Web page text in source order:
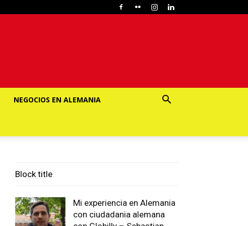
NEGOCIOS EN ALEMANIA
Block title
Mi experiencia en Alemania
con ciudadania alemana